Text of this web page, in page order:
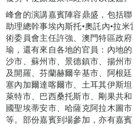
峰會的演講嘉賓陣容鼎盛，包括
助理總幹事埃內斯托•奧託內•拉
術委員會主任許強、澳門特區政
瑜，還有來自各地的官員：內地
沙市、蘇州市、景德鎮市、揚州
及開羅、芬蘭赫爾辛基市、阿根廷
塞內加爾達喀爾市、土耳其伊斯
萊特市、巴西桑托斯市、剛果共
國聖埃蒂安市、哈薩克阿拉木圖
等。部份嘉賓到場參加，亦有嘉賓